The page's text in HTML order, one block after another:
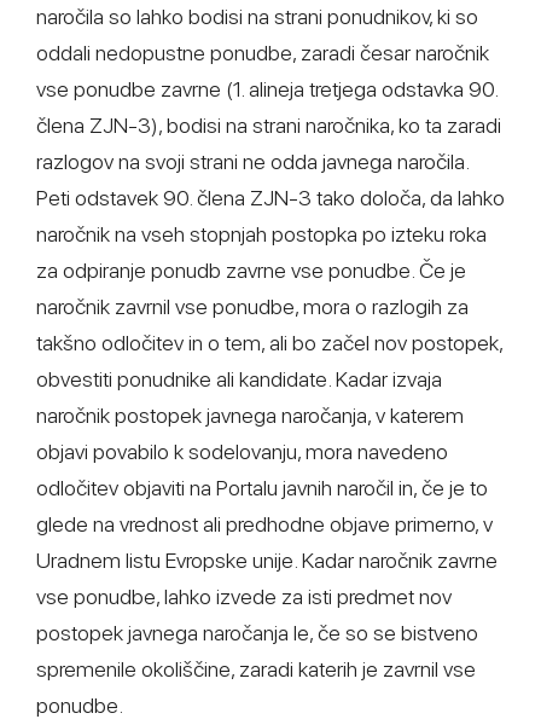
naročila so lahko bodisi na strani ponudnikov, ki so
oddali nedopustne ponudbe, zaradi česar naročnik
vse ponudbe zavrne (1. alineja tretjega odstavka 90.
člena ZJN-3), bodisi na strani naročnika, ko ta zaradi
razlogov na svoji strani ne odda javnega naročila.
Peti odstavek 90. člena ZJN-3 tako določa, da lahko
naročnik na vseh stopnjah postopka po izteku roka
za odpiranje ponudb zavrne vse ponudbe. Če je
naročnik zavrnil vse ponudbe, mora o razlogih za
takšno odločitev in o tem, ali bo začel nov postopek,
obvestiti ponudnike ali kandidate. Kadar izvaja
naročnik postopek javnega naročanja, v katerem
objavi povabilo k sodelovanju, mora navedeno
odločitev objaviti na Portalu javnih naročil in, če je to
glede na vrednost ali predhodne objave primerno, v
Uradnem listu Evropske unije. Kadar naročnik zavrne
vse ponudbe, lahko izvede za isti predmet nov
postopek javnega naročanja le, če so se bistveno
spremenile okoliščine, zaradi katerih je zavrnil vse
ponudbe.